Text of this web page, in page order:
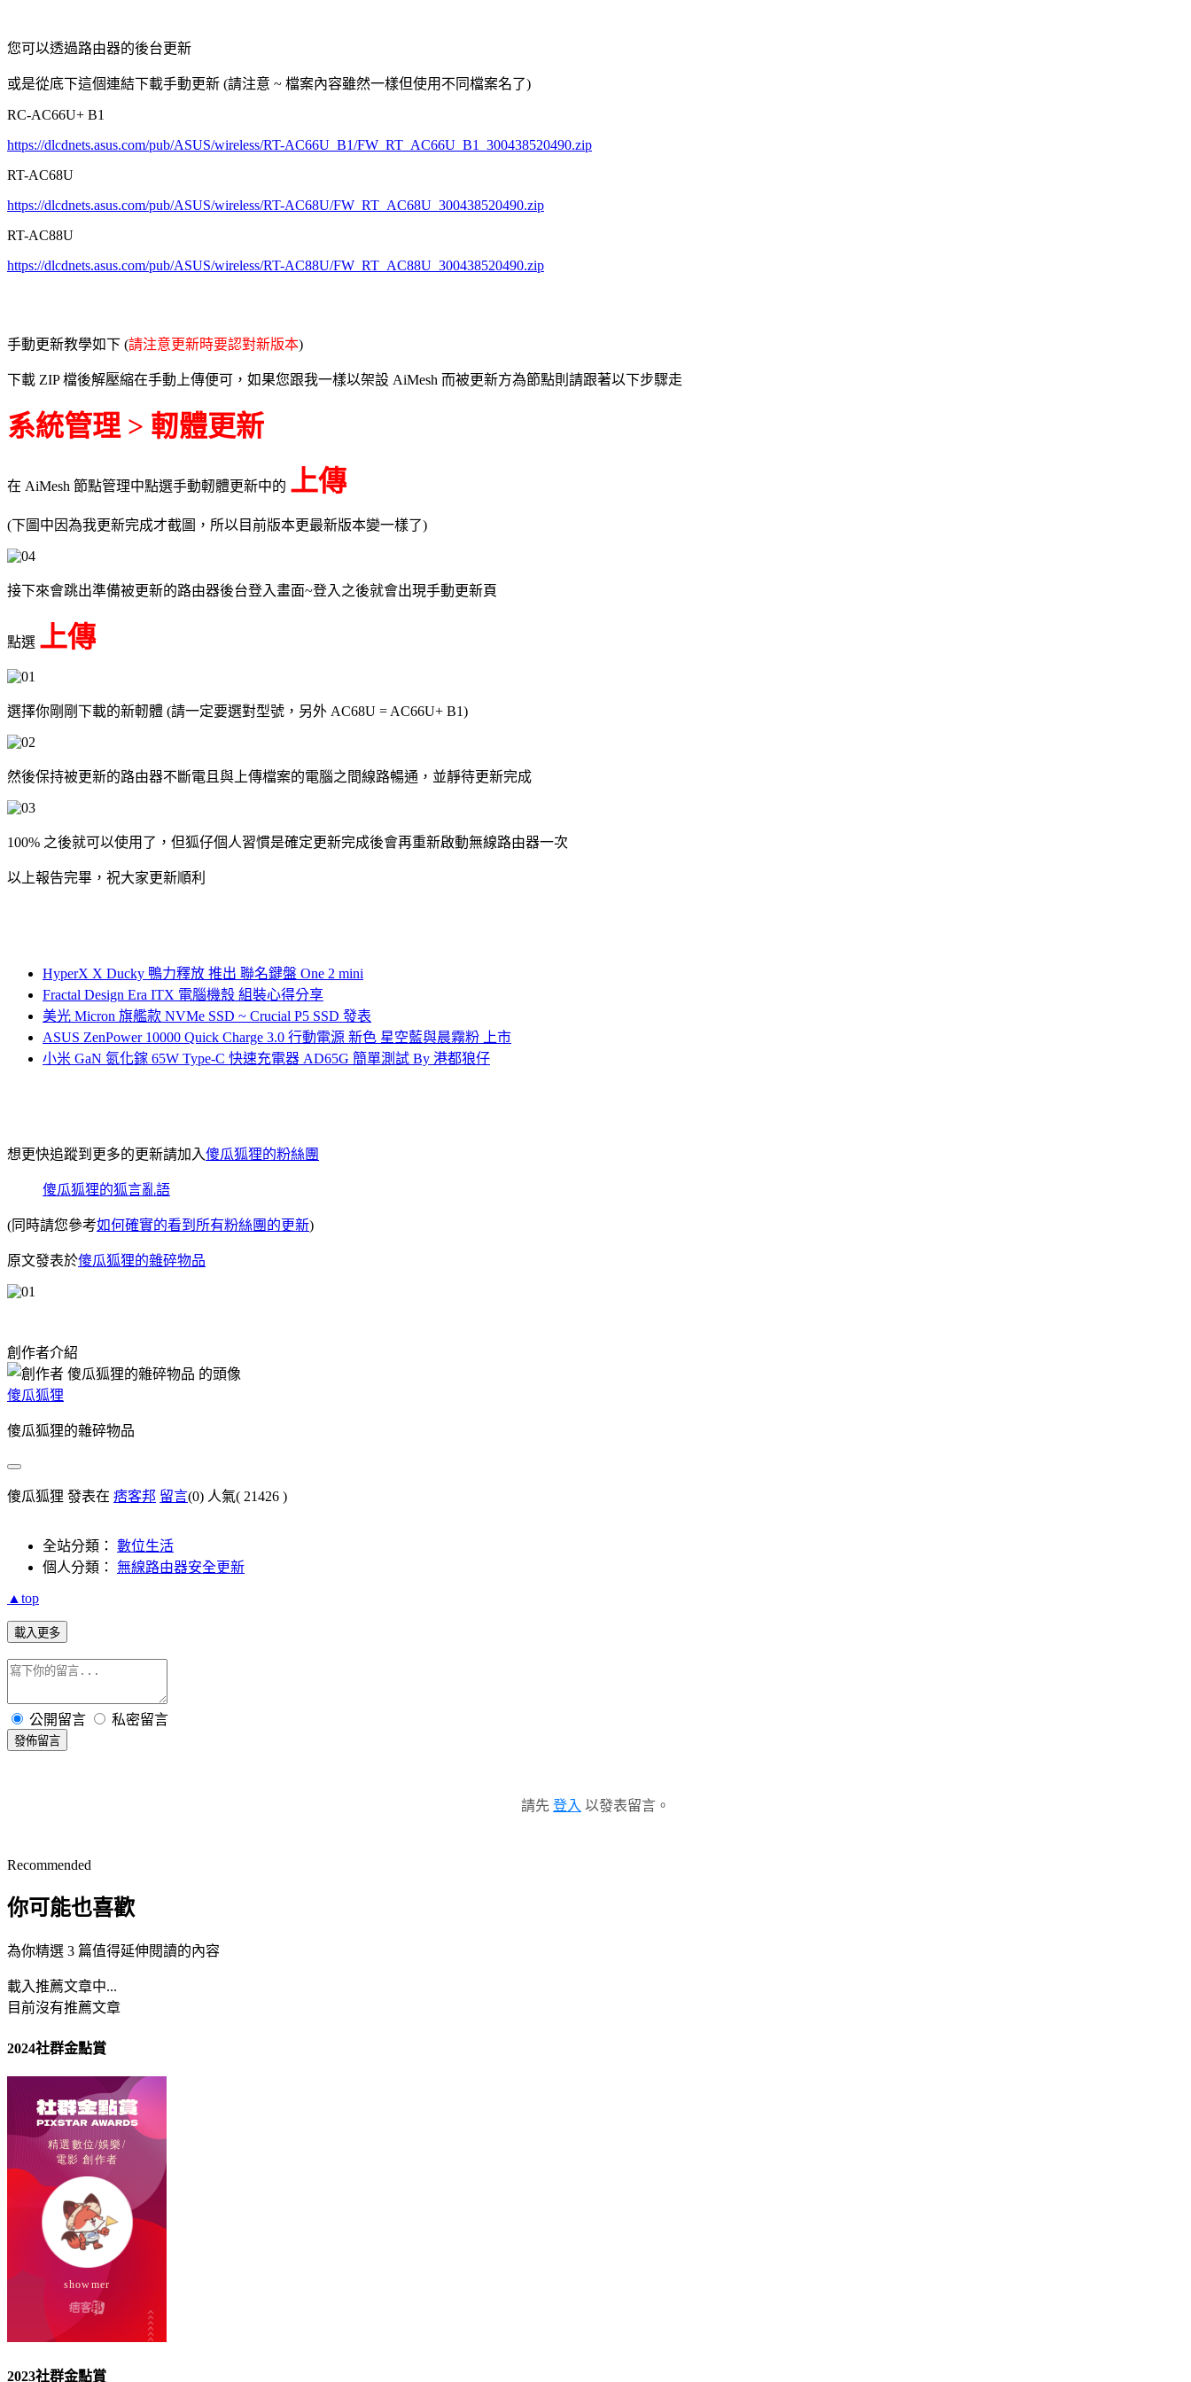
您可以透過路由器的後台更新
或是從底下這個連結下載手動更新 (請注意 ~ 檔案內容雖然一樣但使用不同檔案名了)
RC-AC66U+ B1
https://dlcdnets.asus.com/pub/ASUS/wireless/RT-AC66U_B1/FW_RT_AC66U_B1_300438520490.zip
RT-AC68U
https://dlcdnets.asus.com/pub/ASUS/wireless/RT-AC68U/FW_RT_AC68U_300438520490.zip
RT-AC88U
https://dlcdnets.asus.com/pub/ASUS/wireless/RT-AC88U/FW_RT_AC88U_300438520490.zip
手動更新教學如下 (請注意更新時要認對新版本)
下載 ZIP 檔後解壓縮在手動上傳便可，如果您跟我一樣以架設 AiMesh 而被更新方為節點則請跟著以下步驟走
系統管理 > 軔體更新
在 AiMesh 節點管理中點選手動軔體更新中的 上傳
(下圖中因為我更新完成才截圖，所以目前版本更最新版本變一樣了)
接下來會跳出準備被更新的路由器後台登入畫面~登入之後就會出現手動更新頁
點選 上傳
選擇你剛剛下載的新軔體 (請一定要選對型號，另外 AC68U = AC66U+ B1)
然後保持被更新的路由器不斷電且與上傳檔案的電腦之間線路暢通，並靜待更新完成
100% 之後就可以使用了，但狐仔個人習慣是確定更新完成後會再重新啟動無線路由器一次
以上報告完畢，祝大家更新順利
HyperX X Ducky 鴨力釋放 推出 聯名鍵盤 One 2 mini
Fractal Design Era ITX 電腦機殼 組裝心得分享
美光 Micron 旗艦款 NVMe SSD ~ Crucial P5 SSD 發表
ASUS ZenPower 10000 Quick Charge 3.0 行動電源 新色 星空藍與晨霧粉 上市
小米 GaN 氮化鎵 65W Type-C 快速充電器 AD65G 簡單測試 By 港都狼仔
想更快追蹤到更多的更新請加入傻瓜狐狸的粉絲團
傻瓜狐狸的狐言亂語
(同時請您參考如何確實的看到所有粉絲團的更新)
原文發表於傻瓜狐狸的雜碎物品
創作者介紹
傻瓜狐狸
傻瓜狐狸的雜碎物品
傻瓜狐狸 發表在 痞客邦 留言(0) 人氣( 21426 )
全站分類： 數位生活
個人分類： 無線路由器安全更新
▲top
載入更多
公開留言 私密留言
發佈留言
請先 登入 以發表留言。
Recommended
你可能也喜歡
為你精選 3 篇值得延伸閱讀的內容
載入推薦文章中...
目前沒有推薦文章
2024社群金點賞
2023社群金點賞